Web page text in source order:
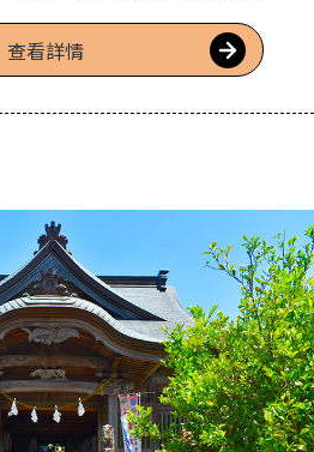
拜者前來。據說在本堂正面書寫願望
盆節的送火儀式中，約有1000個燈籠
查看詳情